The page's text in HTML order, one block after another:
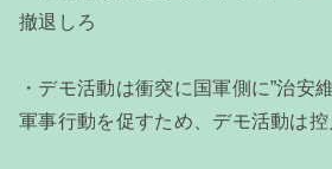
撤退しろ
・デモ活動は衝突に国軍側に”治安
軍事行動を促すため、デモ活動は